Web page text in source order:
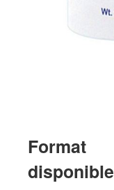
Format
disponible